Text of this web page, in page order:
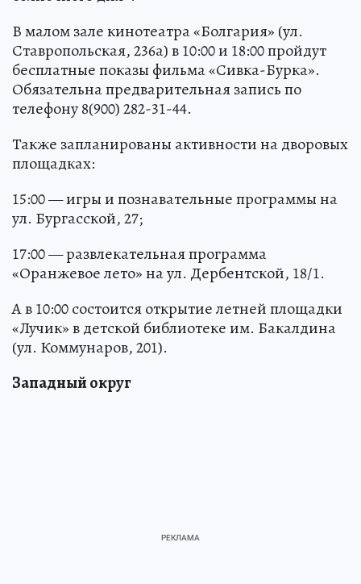
В малом зале кинотеатра «Болгария» (ул.
Ставропольская, 236а) в 10:00 и 18:00 пройдут
бесплатные показы фильма «Сивка-Бурка».
Обязательна предварительная запись по
телефону 8(900) 282-31-44.
Также запланированы активности на дворовых
площадках:
15:00 — игры и познавательные программы на
ул. Бургасской, 27;
17:00 — развлекательная программа
«Оранжевое лето» на ул. Дербентской, 18/1.
А в 10:00 состоится открытие летней площадки
«Лучик» в детской библиотеке им. Бакалдина
(ул. Коммунаров, 201).
Западный округ